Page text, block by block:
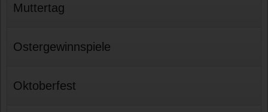
Muttertag
Ostergewinnspiele
Oktoberfest